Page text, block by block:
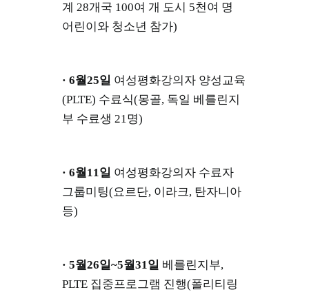
계 28개국 100여 개 도시 5천여 명
어린이와 청소년 참가)
· 6월25일 여성평화강의자 양성교육
(PLTE) 수료식(몽골, 독일 베를린지
부 수료생 21명)
· 6월11일 여성평화강의자 수료자
그룹미팅(요르단, 이라크, 탄자니아
등)
· 5월26일~5월31일 베를린지부,
PLTE 집중프로그램 진행(폴리티링